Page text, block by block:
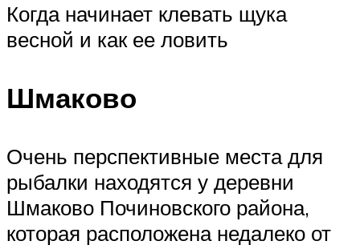
Когда начинает клевать щука
весной и как ее ловить
Шмаково
Очень перспективные места для
рыбалки находятся у деревни
Шмаково Починовского района,
которая расположена недалеко от